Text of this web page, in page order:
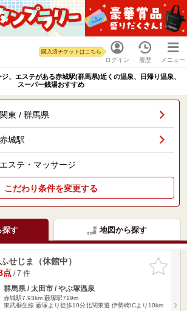
ログイン
購入済チケットはこちら
履歴 メニュー
ジ、エステがある赤城駅(群馬県)近くの温泉、日帰り温泉、
スーパー銭湯おすすめ
関東 / 群馬県
赤城駅
エステ・マッサージ
こだわり条件を変更する
探す 地図から探す
お気に入
りに追加
せじま（休館中）
点/ 7 件
群馬県 / 太田市 / やぶ塚温泉
赤城駅7.93km 藪塚駅719m
東武桐生線 薮塚より徒歩10分北関東道 伊勢崎ICより10km